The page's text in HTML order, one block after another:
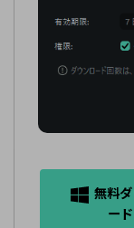
無料
ード